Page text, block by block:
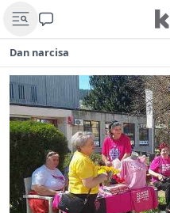
Dan narcisa